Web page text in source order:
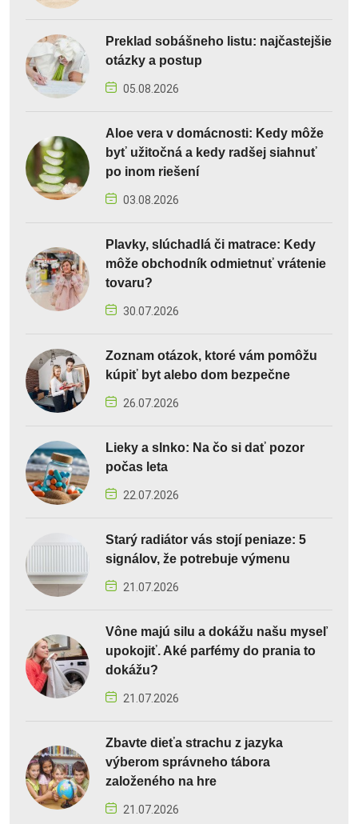
Preklad sobášneho listu: najčastejšie
otázky a postup
05.08.2026
Aloe vera v domácnosti: Kedy môže
byť užitočná a kedy radšej siahnuť
po inom riešení
03.08.2026
Plavky, slúchadlá či matrace: Kedy
môže obchodník odmietnuť vrátenie
tovaru?
30.07.2026
Zoznam otázok, ktoré vám pomôžu
kúpiť byt alebo dom bezpečne
26.07.2026
Lieky a slnko: Na čo si dať pozor
počas leta
22.07.2026
Starý radiátor vás stojí peniaze: 5
signálov, že potrebuje výmenu
21.07.2026
Vône majú silu a dokážu našu myseľ
upokojiť. Aké parfémy do prania to
dokážu?
21.07.2026
Zbavte dieťa strachu z jazyka
výberom správneho tábora
založeného na hre
21.07.2026